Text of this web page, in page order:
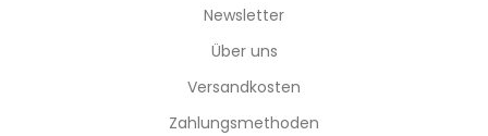
Newsletter
Über uns
Versandkosten
Zahlungsmethoden